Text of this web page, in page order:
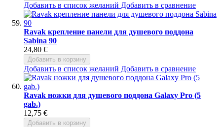
Добавить в список желаний Добавить в сравнение
Ravak крепление панели для душевого поддона
Sabina 90
24,80 €
Добавить в корзину
Добавить в список желаний Добавить в сравнение
Ravak ножки для душевого поддона Galaxy Pro (5
gab.)
12,75 €
Добавить в корзину